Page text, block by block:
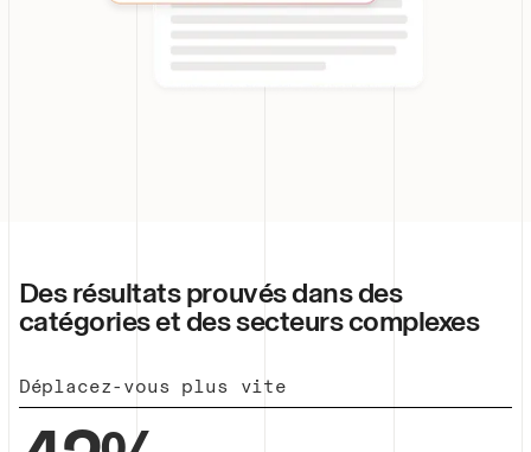
Des résultats prouvés dans des
catégories et des secteurs complexes
Déplacez-vous plus vite